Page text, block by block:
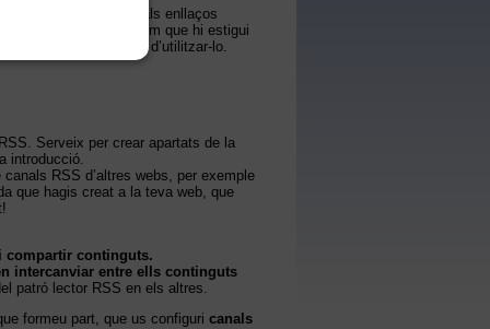
teva web, accedint als enllaços
a conèixer a tothom que hi estigui
ne només a qui hagi d’utilitzar-lo.
Serveix per crear apartats de la
introducció.
RSS d’altres webs, per exemple
que hagis creat a la teva web, que
compartir continguts.
intercanviar entre ells continguts
patró lector RSS en els altres.
formeu part, que us configuri canals